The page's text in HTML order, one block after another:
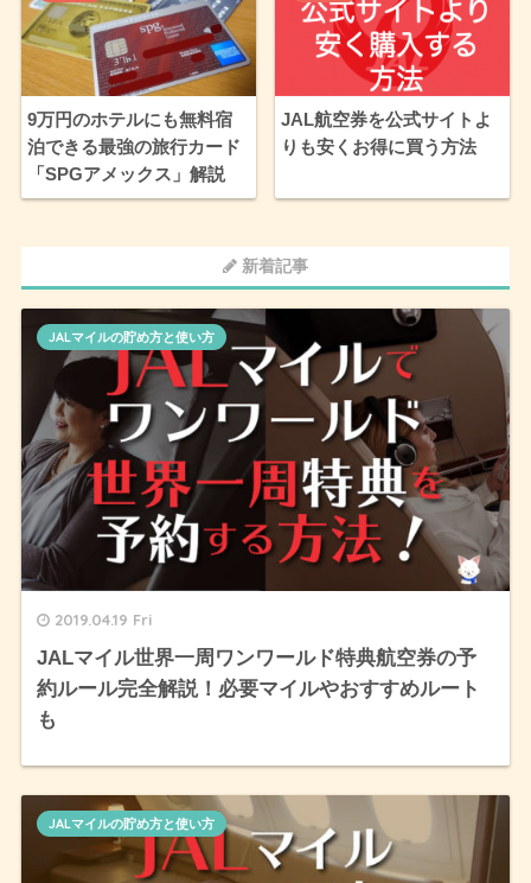
9万円のホテルにも無料宿
泊できる最強の旅行カード
「SPGアメックス」解説
JAL航空券を公式サイトよ
りも安くお得に買う方法
新着記事
2019.04.19 Fri
JALマイル世界一周ワンワールド特典航空券の予
約ルール完全解説！必要マイルやおすすめルート
も
JALマイルの貯め方と使い方
JALマイルの貯め方と使い方